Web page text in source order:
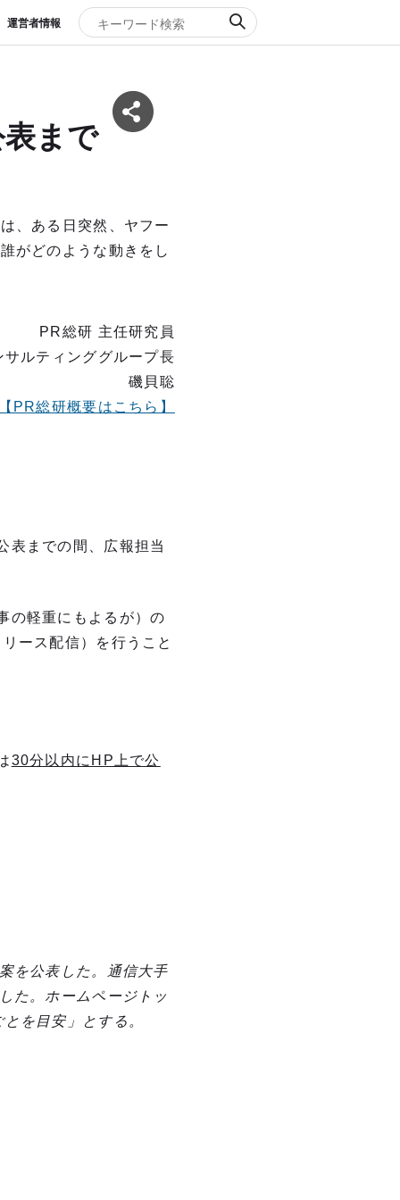
運営者情報
まで
、ある日突然、ヤフー
がどのような動きをし
PR総研 主任研究員
ルティンググループ長
磯貝聡
【PR総研概要はこちら】
表までの間、広報担当
の軽重にもよるが）の
ース配信）を行うこと
30分以内にHP上で公
を公表した。通信大手
た。ホームページトッ
を目安」とする。